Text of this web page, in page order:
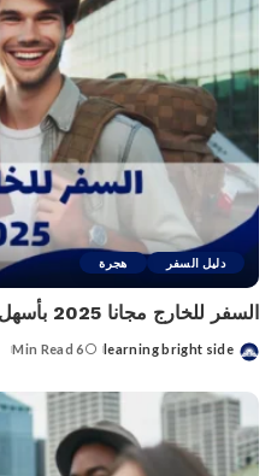
دليل السفر هجرة
السفر للخارج مجانا 2025 بأسهل الطرق المضمونة تعرف عليها!
Posted
learning bright side
6 Min Read